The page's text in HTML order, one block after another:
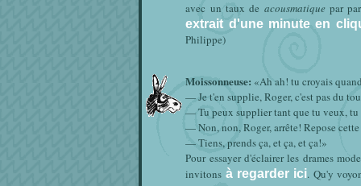
avec un taux de acousmatique par
extrait d'une minute en
Philippe)
Moissonneuse: «Ah ah! tu croyais
— Je t'en supplie, Roger, c'est pas du
— Tu peux supplier tant que tu veux, tu
— Non, non, Roger, arrête! Repose
— Tiens, prends ça, et ça, et ça!»
Pour essayer d'éclairer les drames
invitons à regarder ici. Qu'y